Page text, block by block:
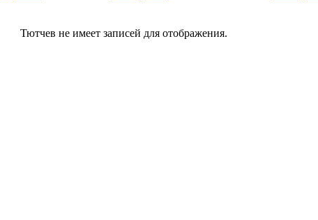
Тютчев не имеет записей для отображения.